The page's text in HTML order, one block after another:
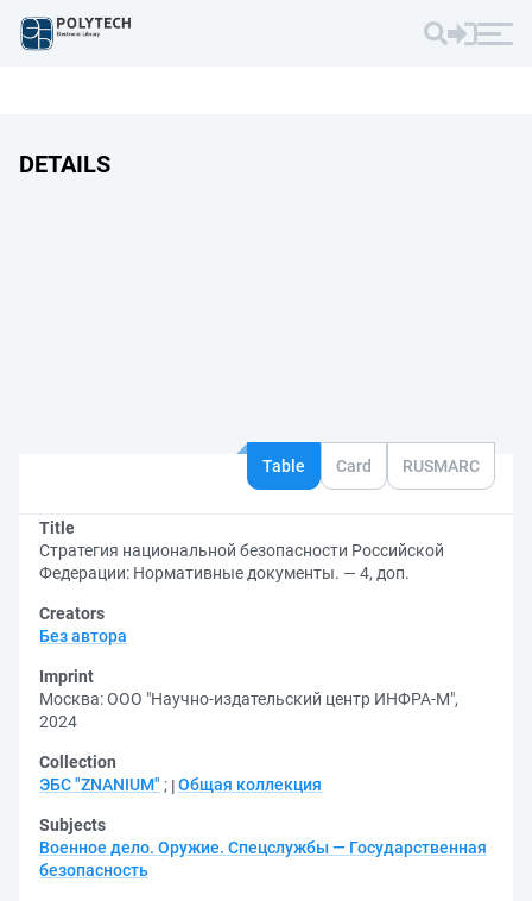
DETAILS
Table Card RUSMARC
Title
Стратегия национальной безопасности Российской
Федерации: Нормативные документы. — 4, доп.
Creators
Без автора
Imprint
Москва: ООО "Научно-издательский центр ИНФРА-М",
2024
Collection
ЭБС "ZNANIUM" ; Общая коллекция
Subjects
Военное дело. Оружие. Спецслужбы — Государственная
безопасность